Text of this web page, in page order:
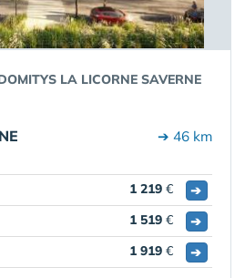
LA LICORNE SAVERNE
➔ 46 km
1 219 €
➔
1 519 €
➔
1 919 € ➔